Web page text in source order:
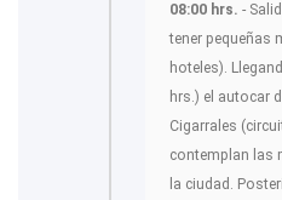
08:00 hrs. -
tener pequeñas
hoteles).
hrs.) el autocar
Cigarrales
contemplan las
la ciudad.